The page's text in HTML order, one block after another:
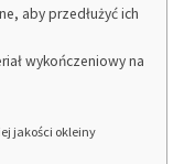
aby przedłużyć ich
wykończeniowy na
jakości okleiny